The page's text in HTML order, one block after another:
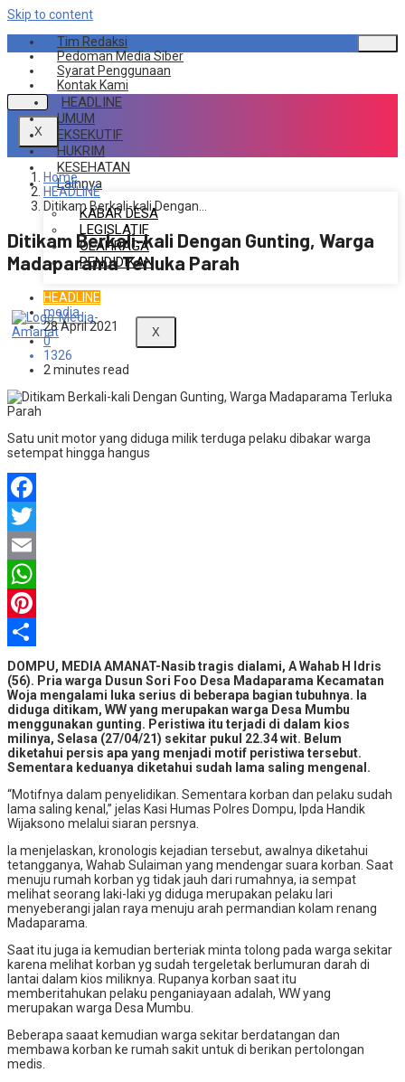
Skip to content
Tim Redaksi
Pedoman Media Siber
Syarat Penggunaan
Kontak Kami
X
HEADLINE
UMUM
EKSEKUTIF
HUKRIM
KESEHATAN
Lainnya
KABAR DESA
LEGISLATIF
OLAHRAGA
PENDIDIKAN
X
Home
HEADLINE
Ditikam Berkali-kali Dengan…
Ditikam Berkali-kali Dengan Gunting, Warga
Madaparama Terluka Parah
HEADLINE
media
28 April 2021
0
1326
2 minutes read
Satu unit motor yang diduga milik terduga pelaku dibakar warga
setempat hingga hangus
Facebook
Twitter
Email
WhatsApp
Pinterest
Share
DOMPU, MEDIA AMANAT-Nasib tragis dialami, A Wahab H Idris
(56). Pria warga Dusun Sori Foo Desa Madaparama Kecamatan
Woja mengalami luka serius di beberapa bagian tubuhnya. Ia
diduga ditikam, WW yang merupakan warga Desa Mumbu
menggunakan gunting. Peristiwa itu terjadi di dalam kios
milinya, Selasa (27/04/21) sekitar pukul 22.34 wit. Belum
diketahui persis apa yang menjadi motif peristiwa tersebut.
Sementara keduanya diketahui sudah lama saling mengenal.
“Motifnya dalam penyelidikan. Sementara korban dan pelaku sudah
lama saling kenal,” jelas Kasi Humas Polres Dompu, Ipda Handik
Wijaksono melalui siaran persnya.
Ia menjelaskan, kronologis kejadian tersebut, awalnya diketahui
tetangganya, Wahab Sulaiman yang mendengar suara korban. Saat
menuju rumah korban yg tidak jauh dari rumahnya, ia sempat
melihat seorang laki-laki yg diduga merupakan pelaku lari
menyeberangi jalan raya menuju arah permandian kolam renang
Madaparama.
Saat itu juga ia kemudian berteriak minta tolong pada warga sekitar
karena melihat korban yg sudah tergeletak berlumuran darah di
lantai dalam kios miliknya. Rupanya korban saat itu
memberitahukan pelaku penganiayaan adalah, WW yang
merupakan warga Desa Mumbu.
Beberapa saaat kemudian warga sekitar berdatangan dan
membawa korban ke rumah sakit untuk di berikan pertolongan
medis.